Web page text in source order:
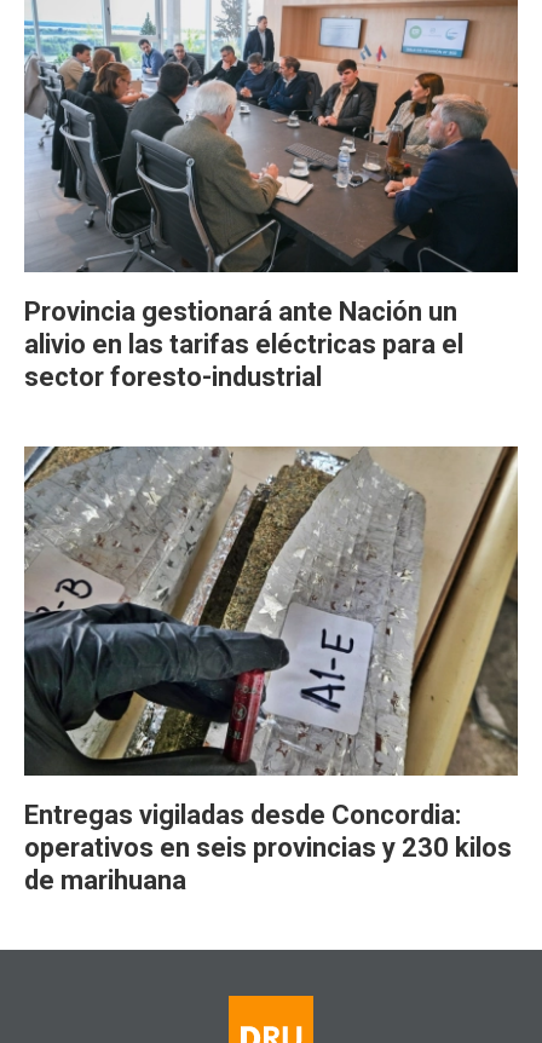
Provincia gestionará ante Nación un
alivio en las tarifas eléctricas para el
sector foresto-industrial
Entregas vigiladas desde Concordia:
operativos en seis provincias y 230 kilos
de marihuana